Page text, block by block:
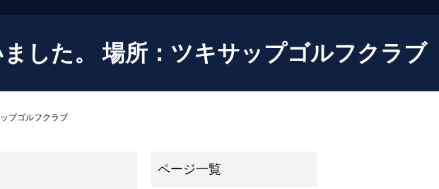
した。 場所：ツキサップゴルフクラブ
プゴルフクラブ